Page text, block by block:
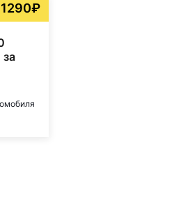
1290₽
за